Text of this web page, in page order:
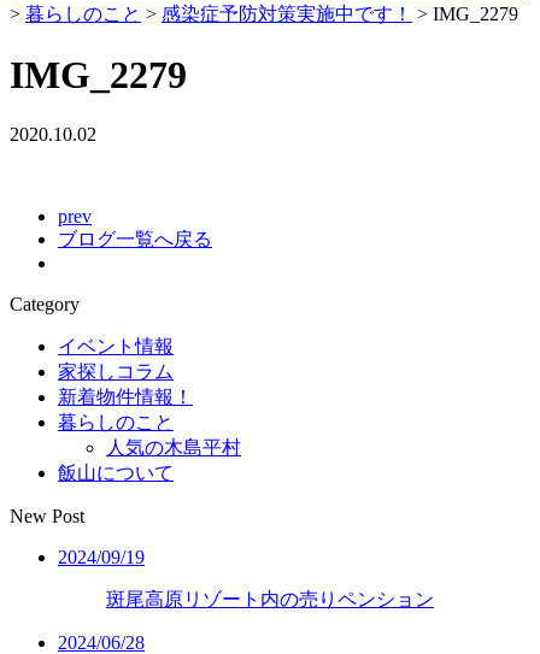
> 暮らしのこと > 感染症予防対策実施中です！ > IMG_2279
IMG_2279
2020.10.02
prev
ブログ一覧へ戻る
Category
イベント情報
家探しコラム
新着物件情報！
暮らしのこと
人気の木島平村
飯山について
New Post
2024/09/19
斑尾高原リゾート内の売りペンション
2024/06/28